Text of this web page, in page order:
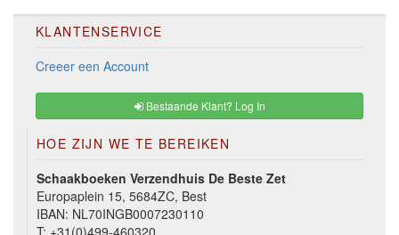
KLANTENSERVICE
Creeer een Account
Bestaande Klant? Log In
HOE ZIJN WE TE BEREIKEN
Schaakboeken Verzendhuis De Beste Zet
Europaplein 15, 5684ZC, Best
IBAN: NL70INGB0007230110
T: +31(0)499-460320